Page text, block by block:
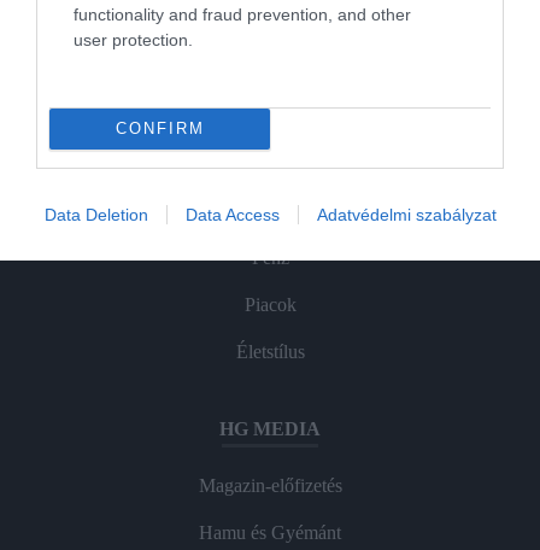
functionality and fraud prevention, and other
user protection.
CONFIRM
Data Deletion Data Access Adatvédelmi szabályzat
ROVATOK
Agrár
Pénz
Piacok
Életstílus
HG MEDIA
Magazin-előfizetés
Hamu és Gyémánt